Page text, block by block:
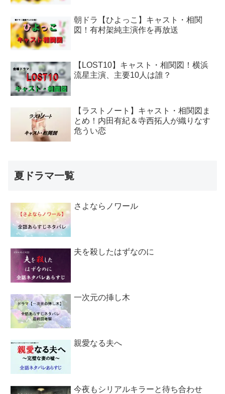
朝ドラ【ひよっこ】キャスト・相関
図！有村架純主演作を再放送
【LOST10】キャスト・相関図！横浜
流星主演、主要10人は誰？
【ラストノート】キャスト・相関図ま
とめ！内田有紀＆寺西拓人が織りなす
危うい恋
夏ドラマ一覧
さよならノワール
夫を殺したはずなのに
一次元の挿し木
親愛なる夫へ
今夜もシリアルキラーと待ち合わせ